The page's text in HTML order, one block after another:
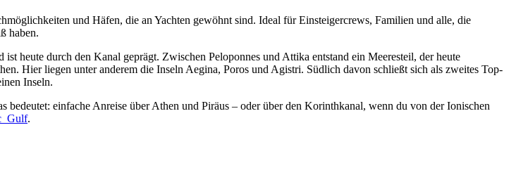
und Häfen, die an Yachten gewöhnt sind. Ideal für Einsteigercrews, Familien und alle, die
haben.
heute durch den Kanal geprägt. Zwischen Peloponnes und Attika entstand ein Meeresteil, der heute
Hier liegen unter anderem die Inseln Aegina, Poros und Agistri. Südlich davon schließt sich als zweites Top-
Inseln.
einfache Anreise über Athen und Piräus – oder über den Korinthkanal, wenn du von der Ionischen
.